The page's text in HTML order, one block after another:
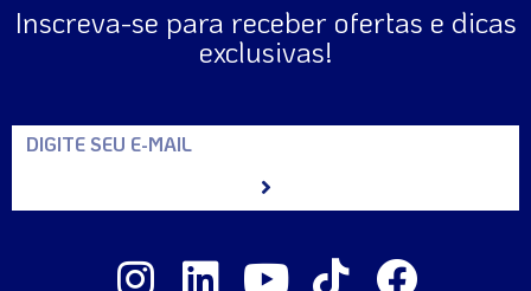
Inscreva-se para receber ofertas e dicas
exclusivas!